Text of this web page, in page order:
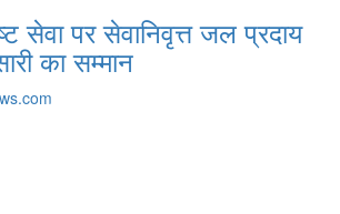
सेवा पर सेवानिवृत्त जल प्रदाय
का सम्मान